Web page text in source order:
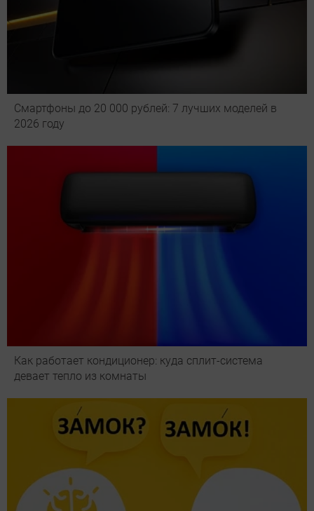
Смартфоны до 20 000 рублей: 7 лучших моделей в
2026 году
Как работает кондиционер: куда сплит-система
девает тепло из комнаты